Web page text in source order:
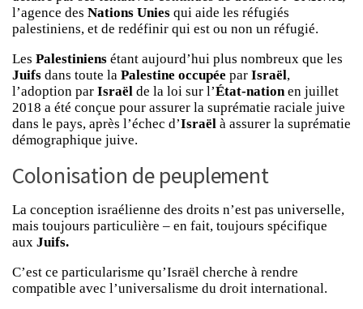
l’agence des Nations Unies qui aide les réfugiés
palestiniens, et de redéfinir qui est ou non un réfugié.
Les Palestiniens étant aujourd’hui plus nombreux que les
Juifs dans toute la Palestine occupée par Israël,
l’adoption par Israël de la loi sur l’État-nation en juillet
2018 a été conçue pour assurer la suprématie raciale juive
dans le pays, après l’échec d’Israël à assurer la suprématie
démographique juive.
Colonisation de peuplement
La conception israélienne des droits n’est pas universelle,
mais toujours particulière – en fait, toujours spécifique
aux Juifs.
C’est ce particularisme qu’Israël cherche à rendre
compatible avec l’universalisme du droit international.